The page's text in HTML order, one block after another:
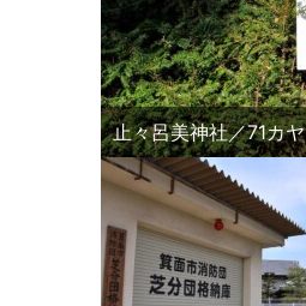
止々呂美神社／71カヤ